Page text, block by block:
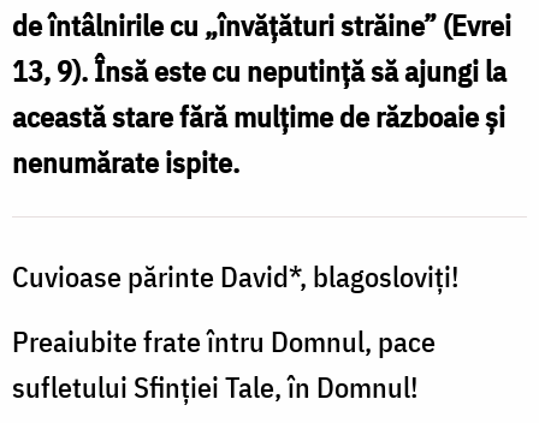
de întâlnirile cu „învăţături străine” (Evrei
13, 9). Însă este cu neputinţă să ajungi la
această stare fără mulţime de războaie şi
nenumărate ispite.
Cuvioase părinte David*, blagosloviţi!
Preaiubite frate întru Domnul, pace
sufletului Sfinţiei Tale, în Domnul!